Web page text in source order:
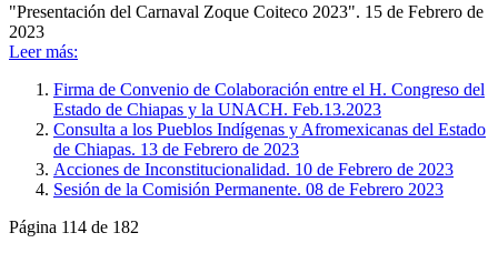
"Presentación del Carnaval Zoque Coiteco 2023". 15 de Febrero de
2023
Leer más:
Firma de Convenio de Colaboración entre el H. Congreso del
Estado de Chiapas y la UNACH. Feb.13.2023
Consulta a los Pueblos Indígenas y Afromexicanas del Estado
de Chiapas. 13 de Febrero de 2023
Acciones de Inconstitucionalidad. 10 de Febrero de 2023
Sesión de la Comisión Permanente. 08 de Febrero 2023
Página 114 de 182